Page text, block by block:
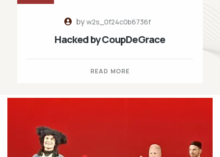
byw2s_0f24c0b6736f
Hacked by CoupDeGrace
READ MORE